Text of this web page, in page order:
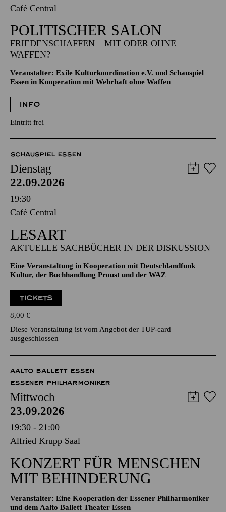
Café Central
POLITISCHER SALON
FRIEDENSCHAFFEN – MIT ODER OHNE
WAFFEN?
Veranstalter: Exile Kulturkoordination e.V. und Schauspiel
Essen in Kooperation mit Wehrhaft ohne Waffen
INFO
Eintritt frei
SCHAUSPIEL ESSEN
Dienstag
22.09.2026
19:30
Café Central
LESART
AKTUELLE SACHBÜCHER IN DER DISKUSSION
Eine Veranstaltung in Kooperation mit Deutschlandfunk
Kultur, der Buchhandlung Proust und der WAZ
TICKETS
8,00 €
Diese Veranstaltung ist vom Angebot der TUP-card
ausgeschlossen
AALTO BALLETT ESSEN
ESSENER PHILHARMONIKER
Mittwoch
23.09.2026
19:30 - 21:00
Alfried Krupp Saal
KONZERT FÜR MENSCHEN
MIT BEHINDERUNG
Veranstalter: Eine Kooperation der Essener Philharmoniker
und dem Aalto Ballett Theater Essen